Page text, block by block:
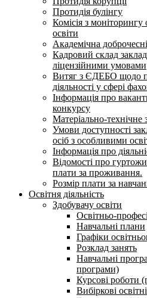
Протидія булінгу
Комісія з моніторингу
освіти
Академічна
Кадровий склад
ліцензійними умовами
Витяг з ЄДЕБО щодо
діяльності у сфері
Інформація про
конкурсу
Матеріально-технічне
Умови доступності
осіб з особливими
Інформація про
Відомості про
плати за проживання.
Розмір плати за
Освітня діяльність
Здобувачу освіти
Освітньо-
Навчальні плани
Графіки
Розклад занять
Навчальні
програми)
Курсові роботи
Вибіркові